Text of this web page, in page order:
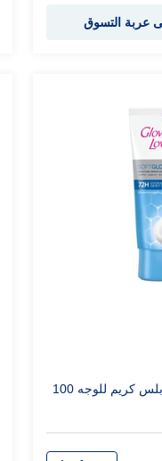
عربة التسوق
جلو أند لافلي ترطيب بلس كريم للوجه 100